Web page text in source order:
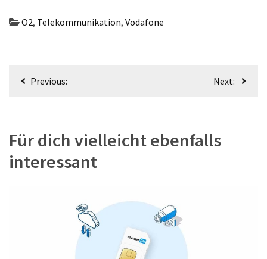
O2, Telekommunikation, Vodafone
Beitragsnavigation
Previous: Next:
Für dich vielleicht ebenfalls
interessant